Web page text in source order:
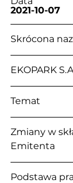
2021-10-07
Skrócona
EKOPARK
Temat
Zmiany w
Emitenta
Podstawa